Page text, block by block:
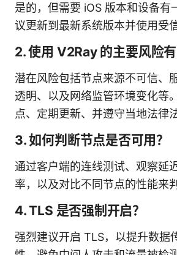
是的，但需要 iOS 版本和设备有
议更新到最新系统版本并使用受
2. 使用 V2Ray 的主要风险有
潜在风险包括节点来源不可信、
透明、以及网络监管环境变化等
点、定期更新、并遵守当地法律
3. 如何判断节点是否可用？
通过客户端的连线测试、观察延
率，以及对比不同节点的性能来判
4. TLS 是否强制开启？
强烈建议开启 TLS，以提升数据